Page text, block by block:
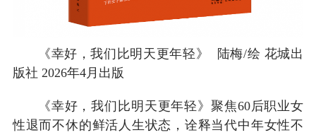
《幸好，我们比明天更年轻》 陆梅/绘 花城出
版社 2026年4月出版
《幸好，我们比明天更年轻》聚焦60后职业女
性退而不休的鲜活人生状态，诠释当代中年女性不